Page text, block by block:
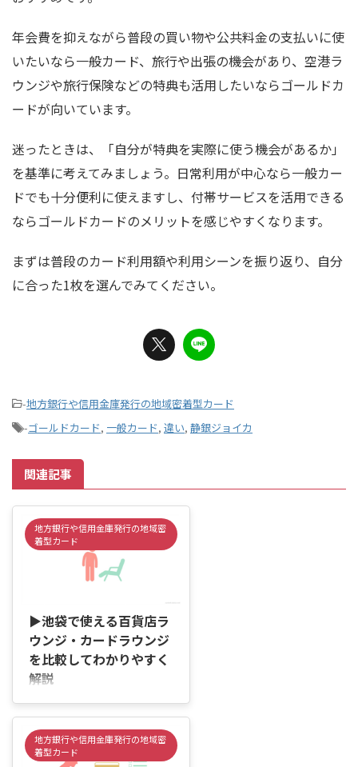
年会費を抑えながら普段の買い物や公共料金の支払いに使
いたいなら一般カード、旅行や出張の機会があり、空港ラ
ウンジや旅行保険などの特典も活用したいならゴールドカ
ードが向いています。
迷ったときは、「自分が特典を実際に使う機会があるか」
を基準に考えてみましょう。日常利用が中心なら一般カー
ドでも十分便利に使えますし、付帯サービスを活用できる
ならゴールドカードのメリットを感じやすくなります。
まずは普段のカード利用額や利用シーンを振り返り、自分
に合った1枚を選んでみてください。
-地方銀行や信用金庫発行の地域密着型カード
-ゴールドカード, 一般カード, 違い, 静銀ジョイカ
関連記事
地方銀行や信用金庫発行の地域密
着型カード
▶池袋で使える百貨店ラ
ウンジ・カードラウンジ
を比較してわかりやすく
解説
ラウンジって、どのカードがあれ
ば入れるの？」「東武・西武・エ
ポスのラウンジは何が違うの？」
と気になりますよね。 買い物や
地方銀行や信用金庫発行の地域密
着型カード